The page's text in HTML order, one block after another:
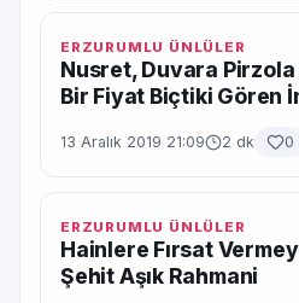
ERZURUMLU ÜNLÜLER
Nusret, Duvara Pirzola
Bir Fiyat Biçtiki Gören
13 Aralık 2019 21:09 2 dk 0
ERZURUMLU ÜNLÜLER
Hainlere Fırsat
Şehit Aşık Rahmani